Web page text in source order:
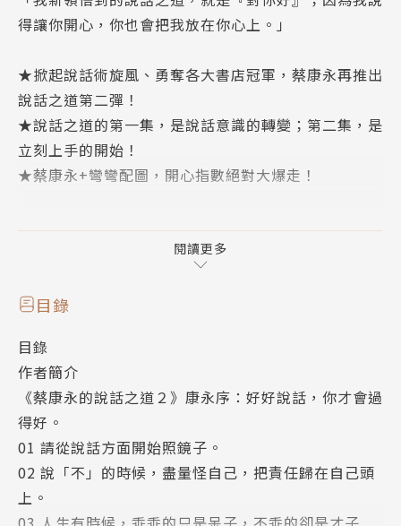
得讓你開心，你也會把我放在你心上。」
★掀起說話術旋風、勇奪各大書店冠軍，蔡康永再推出
說話之道第二彈！
★說話之道的第一集，是說話意識的轉變；第二集，是
立刻上手的開始！
★蔡康永+彎彎配圖，開心指數絕對大爆走！
這一次，康永精挑出幽默的40種聊天秘方，
康永相信，越能體會和別人的說話之樂，你就能過得越
康永說──
我覺得有意思的說話書，
應該像練詠春拳的人面前擺的那個木人樁那樣，
靜靜待在你面前，作為你演練的對象，讓你在演練的過
程中，
體會每個動作的理由、每個動作的訣竅、和每個動作的
閱讀更多
目錄
目錄
作者簡介
《蔡康永的說話之道２》康永序：好好說話，你才會過
得好。
01 請從說話方面開始照鏡子。
02 說「不」的時候，盡量怪自己，把責任歸在自己頭
上。